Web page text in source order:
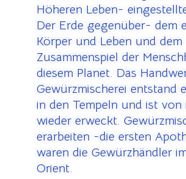
Höheren Leben-
Der Erde gegenüber- dem
Körper und Leben und dem
Zusammenspiel der
diesem Planet. Das
Gewürzmischerei entstand
in den Tempeln und ist von
wieder erweckt.
erarbeiten -die ersten
waren die Gewürzhändler
Orient.